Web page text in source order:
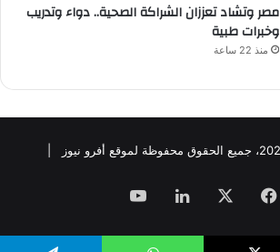
مصر وتشاد تعززان الشراكة الصحية.. دواء وتدريب
وخبرات طبية
منذ 22 ساعة
فيسبوك لينكدإن